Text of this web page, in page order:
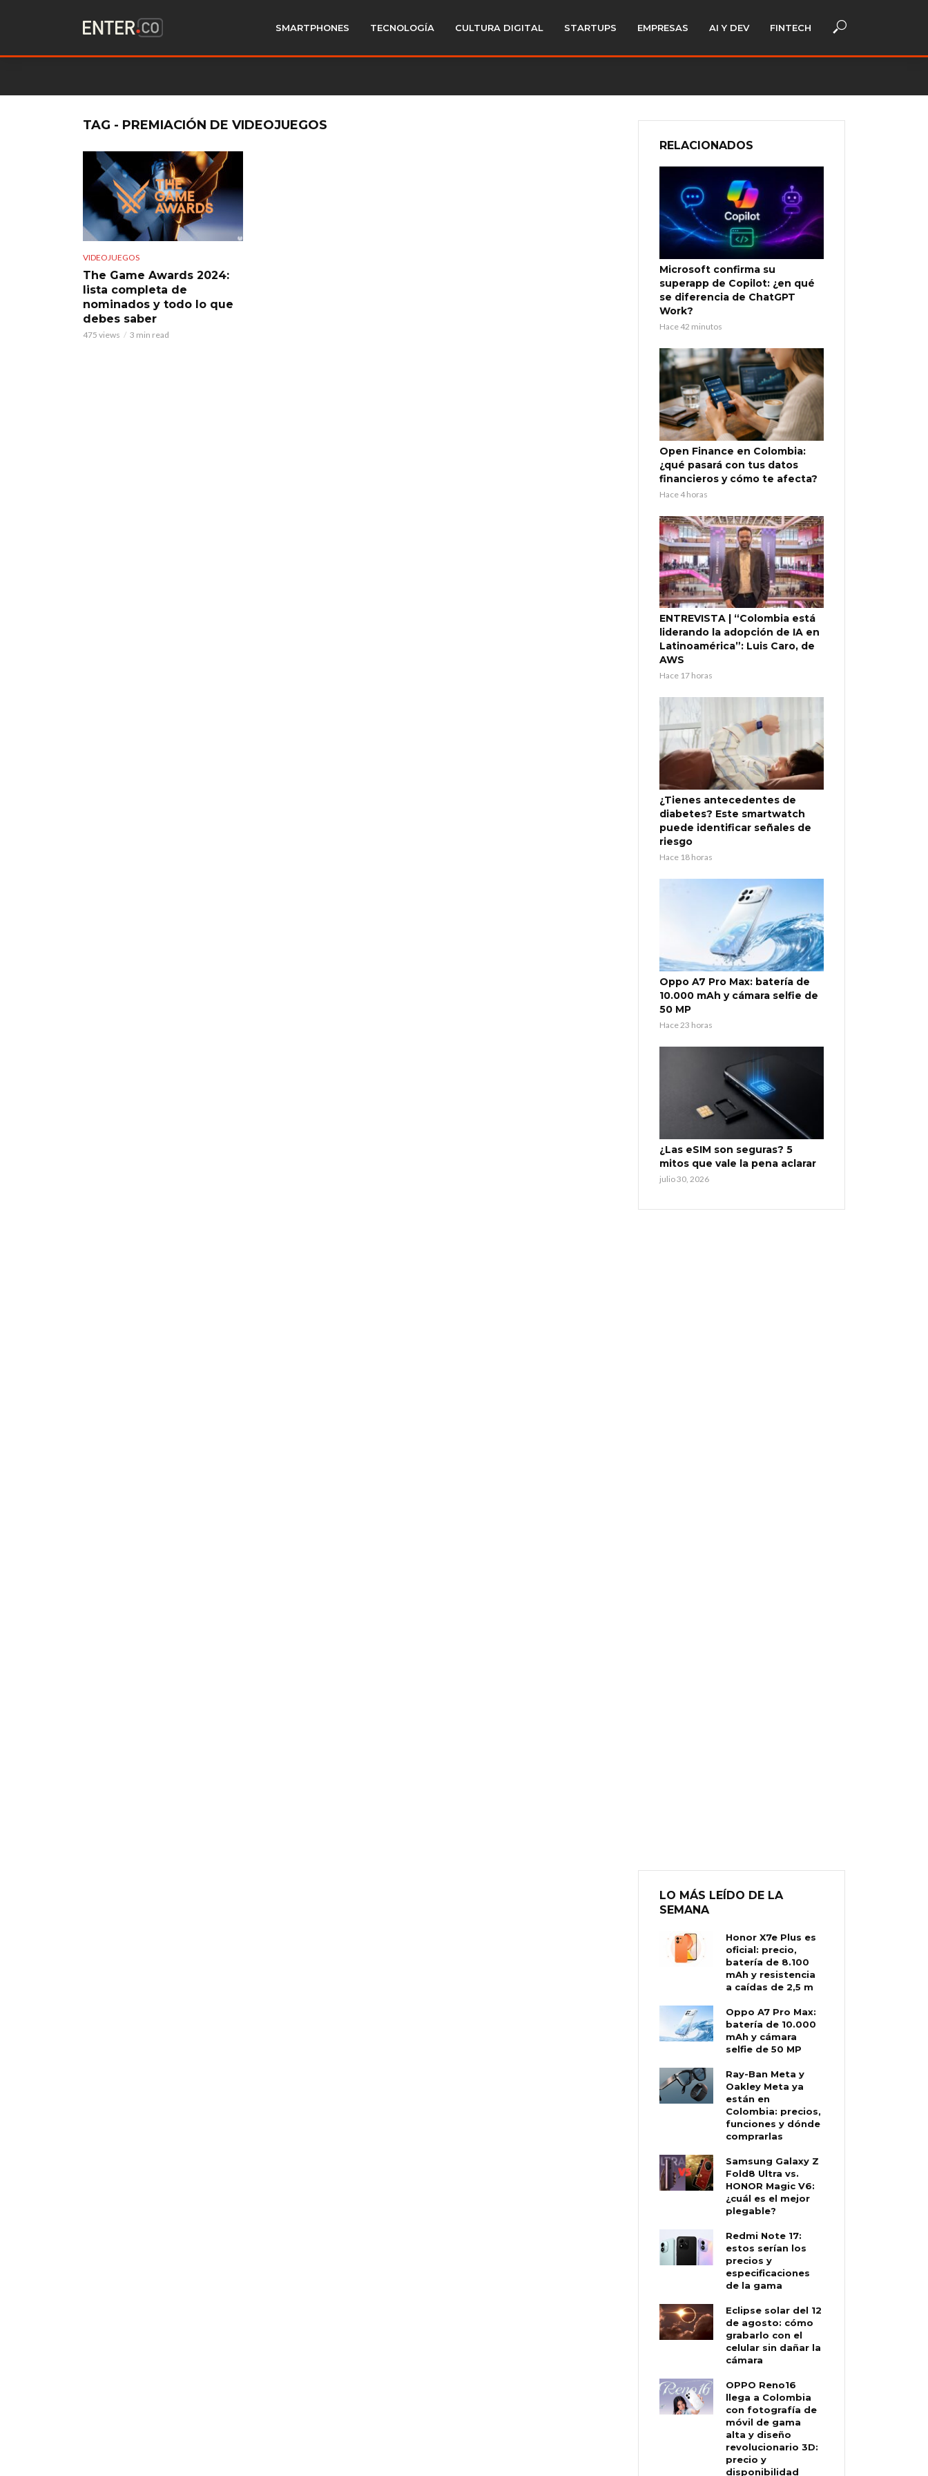
SMARTPHONES TECNOLOGÍA CULTURA DIGITAL STARTUPS EMPRESAS AI Y DEV FINTECH
TAG - PREMIACIÓN DE VIDEOJUEGOS
VIDEOJUEGOS
The Game Awards 2024:
lista completa de
nominados y todo lo que
debes saber
475 views 3 min read
RELACIONADOS
Microsoft confirma su
superapp de Copilot: ¿en qué
se diferencia de ChatGPT
Work?
Hace 42 minutos
Open Finance en Colombia:
¿qué pasará con tus datos
financieros y cómo te afecta?
Hace 4 horas
ENTREVISTA | “Colombia está
liderando la adopción de IA en
Latinoamérica”: Luis Caro, de
AWS
Hace 17 horas
¿Tienes antecedentes de
diabetes? Este smartwatch
puede identificar señales de
riesgo
Hace 18 horas
Oppo A7 Pro Max: batería de
10.000 mAh y cámara selfie de
50 MP
Hace 23 horas
¿Las eSIM son seguras? 5
mitos que vale la pena aclarar
julio 30, 2026
LO MÁS LEÍDO DE LA
SEMANA
Honor X7e Plus es
oficial: precio,
batería de 8.100
mAh y resistencia
a caídas de 2,5 m
Oppo A7 Pro Max:
batería de 10.000
mAh y cámara
selfie de 50 MP
Ray-Ban Meta y
Oakley Meta ya
están en
Colombia: precios,
funciones y dónde
comprarlas
Samsung Galaxy Z
Fold8 Ultra vs.
HONOR Magic V6:
¿cuál es el mejor
plegable?
Redmi Note 17:
estos serían los
precios y
especificaciones
de la gama
Eclipse solar del 12
de agosto: cómo
grabarlo con el
celular sin dañar la
cámara
OPPO Reno16
llega a Colombia
con fotografía de
móvil de gama
alta y diseño
revolucionario 3D:
precio y
disponibilidad